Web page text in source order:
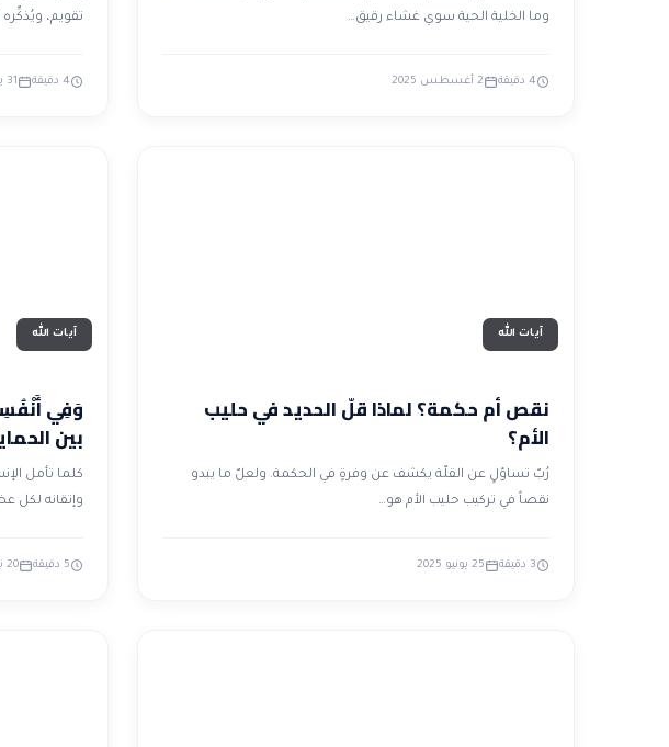
وما الخلية الحية سوي غشاء رقيق…
4 دقيقة 2 أغسطس 2025
تقويم،
4 دقيقة 31 يوليو 2025
آيات الله
نقص أم حكمة؟ لماذا قلّ الحديد في حليب
الأم؟
رُبّ تساؤلٍ عن القلّة يكشف عن وفرةٍ في الحكمة. ولعلّ ما يبدو
نقصاً في تركيب حليب الأم هو…
3 دقيقة 25 يونيو 2025
آيات الله
وَفِي
بين
كلما تأمل
وإتقانه لكل
5 دقيقة 20 نوفمبر 2024